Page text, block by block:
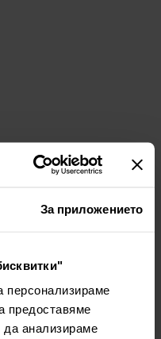
За приложението
персонализираме
предоставяме
анализираме